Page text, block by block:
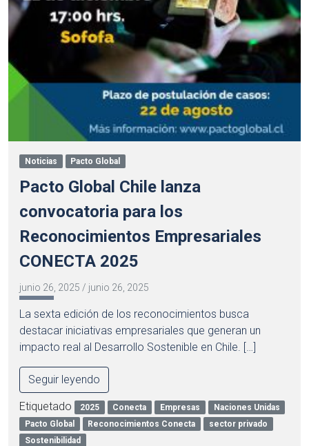
Noticias Pacto Global
Pacto Global Chile lanza
convocatoria para los
Reconocimientos Empresariales
CONECTA 2025
junio 26, 2025 / junio 26, 2025
La sexta edición de los reconocimientos busca
destacar iniciativas empresariales que generan un
impacto real al Desarrollo Sostenible en Chile. […]
Seguir leyendo
Etiquetado 2025 Conecta Empresas
Naciones Unidas
Pacto Global
Reconocimientos Conecta
sector privado
Sostenibilidad